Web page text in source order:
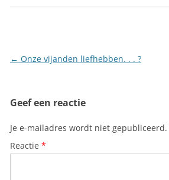
Berichtnavigatie
← Onze vijanden liefhebben. . . ?
Geef een reactie
Je e-mailadres wordt niet gepubliceerd.
Reactie *